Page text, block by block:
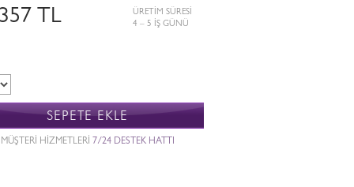
TL
ÜRETİM SÜRESİ
4 – 5 İŞ GÜNÜ
SEPETE EKLE
MÜŞTERİ HİZMETLERİ 7/24 DESTEK HATTI